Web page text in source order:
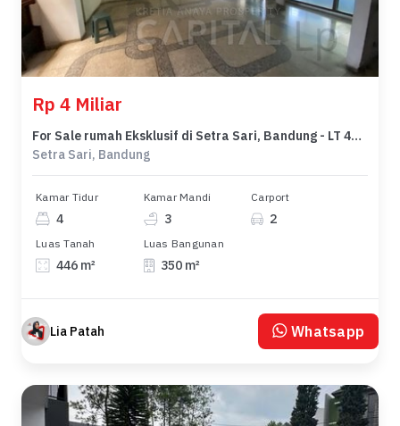
Rp 4 Miliar
For Sale rumah Eksklusif di Setra Sari, Bandung - LT 446m²
Setra Sari, Bandung
Kamar Tidur
4
Kamar Mandi
3
Carport
2
Luas Tanah
446 m²
Luas Bangunan
350 m²
Lia Patah Whatsapp